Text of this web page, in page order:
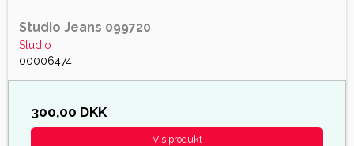
Studio Jeans 099720
Studio
00006474
300,00 DKK
Vis produkt